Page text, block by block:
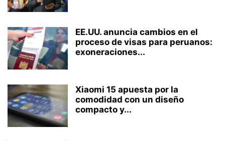
EE.UU. anuncia cambios en el
proceso de visas para peruanos:
exoneraciones...
Xiaomi 15 apuesta por la
comodidad con un diseño
compacto y...